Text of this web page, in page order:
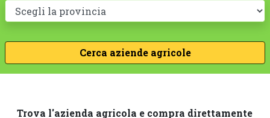
Trova l'azienda agricola e compra direttamente